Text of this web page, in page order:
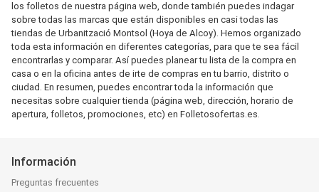
los folletos de nuestra página web, donde también puedes indagar
sobre todas las marcas que están disponibles en casi todas las
tiendas de Urbanització Montsol (Hoya de Alcoy). Hemos organizado
toda esta información en diferentes categorías, para que te sea fácil
encontrarlas y comparar. Así puedes planear tu lista de la compra en
casa o en la oficina antes de irte de compras en tu barrio, distrito o
ciudad. En resumen, puedes encontrar toda la información que
necesitas sobre cualquier tienda (página web, dirección, horario de
apertura, folletos, promociones, etc) en Folletosofertas.es.
Información
Preguntas frecuentes